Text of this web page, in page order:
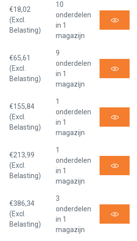
€18,02
(Excl.
Belasting)
10
onderdelen
in 1
magazijn
€65,61
(Excl.
Belasting)
9
onderdelen
in 1
magazijn
€155,84
(Excl.
Belasting)
1
onderdelen
in 1
magazijn
€213,99
(Excl.
Belasting)
1
onderdelen
in 1
magazijn
€386,34
(Excl.
Belasting)
3
onderdelen
in 1
magazijn